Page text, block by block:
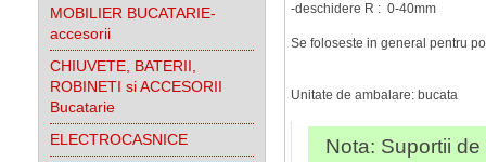
MOBILIER BUCATARIE-
accesorii
CHIUVETE, BATERII,
ROBINETI si ACCESORII
Bucatarie
ELECTROCASNICE
-deschidere R : 0-40mm
Se foloseste in general pentru
Unitate de ambalare: bucata
Nota: Suportii